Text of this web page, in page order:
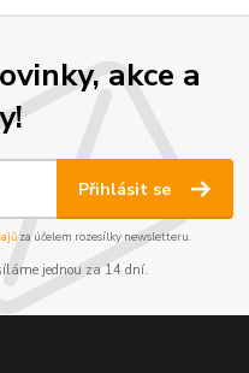
akce a
Přihlásit se
za účelem rozesílky newsletteru.
jednou za 14 dní.